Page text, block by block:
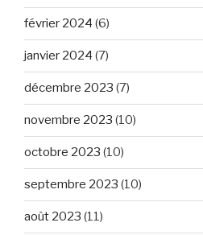
février 2024 (6)
janvier 2024 (7)
décembre 2023 (7)
novembre 2023 (10)
octobre 2023 (10)
septembre 2023 (10)
août 2023 (11)